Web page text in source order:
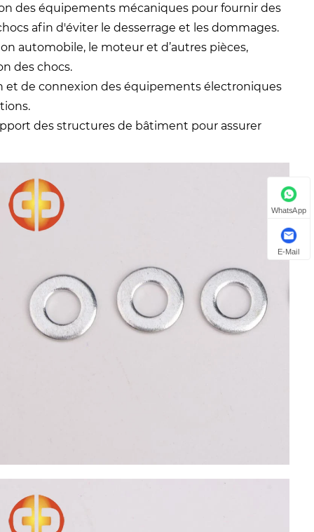
des équipements mécaniques pour fournir des
afin d'éviter le desserrage et les dommages.
automobile, le moteur et d’autres pièces,
des chocs.
et de connexion des équipements électroniques
des structures de bâtiment pour assurer
WhatsApp
E-Mail